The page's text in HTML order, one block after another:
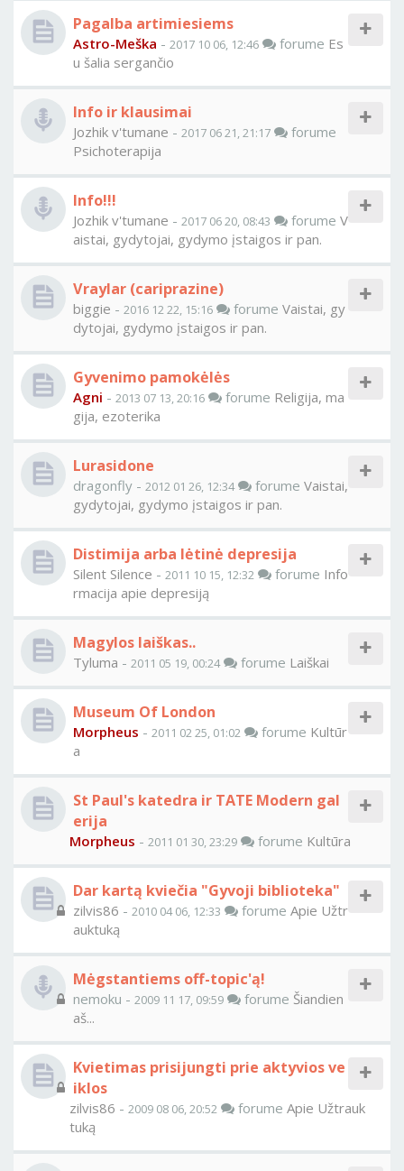
Pagalba artimiesiems
Astro-Meška - 2017 10 06, 12:46 forume Es
u šalia sergančio
Info ir klausimai
Jozhik v'tumane - 2017 06 21, 21:17
forume
Psichoterapija
Info!!!
Jozhik v'tumane - 2017 06 20, 08:43 forume V
aistai, gydytojai, gydymo įstaigos ir pan.
Vraylar (cariprazine)
biggie - 2016 12 22, 15:16 forume Vaistai, gy
dytojai, gydymo įstaigos ir pan.
Gyvenimo pamokėlės
Agni - 2013 07 13, 20:16 forume Religija, ma
gija, ezoterika
Lurasidone
dragonfly - 2012 01 26, 12:34 forume Vaistai,
gydytojai, gydymo įstaigos ir pan.
Distimija arba lėtinė depresija
Silent Silence - 2011 10 15, 12:32 forume Info
rmacija apie depresiją
Magylos laiškas..
Tyluma - 2011 05 19, 00:24 forume Laiškai
Museum Of London
Morpheus - 2011 02 25, 01:02 forume Kultūr
a
St Paul's katedra ir TATE Modern gal
erija
Morpheus - 2011 01 30, 23:29 forume Kultūra
Dar kartą kviečia "Gyvoji biblioteka"
zilvis86 - 2010 04 06, 12:33 forume Apie Užtr
auktuką
Mėgstantiems off-topic'ą!
nemoku - 2009 11 17, 09:59 forume Šiandien
aš...
Kvietimas prisijungti prie aktyvios ve
iklos
zilvis86 - 2009 08 06, 20:52 forume Apie Užtrauk
tuką